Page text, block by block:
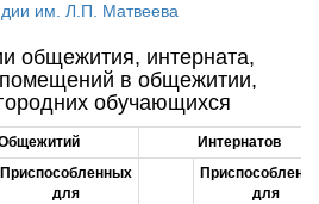
им. Л.П. Матвеева
общежития, интерната,
в общежитии,
обучающихся
Интернатов
Приспособленных
для
для